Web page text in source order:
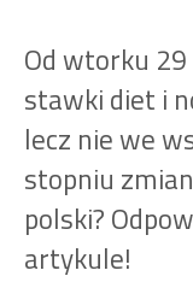
Od wtorku
stawki diet i
lecz nie we
stopniu
polski?
artykule!